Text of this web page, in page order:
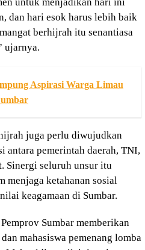
dan hari esok harus lebih baik
berhijrah itu senantiasa
ujarnya.
Aspirasi Warga Limau
juga perlu diwujudkan
antara pemerintah daerah, TNI,
Sinergi seluruh unsur itu
menjaga ketahanan sosial
keagamaan di Sumbar.
Sumbar memberikan
mahasiswa pemenang lomba